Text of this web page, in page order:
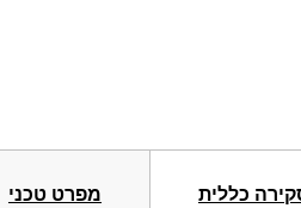
כללית מפרט טכני